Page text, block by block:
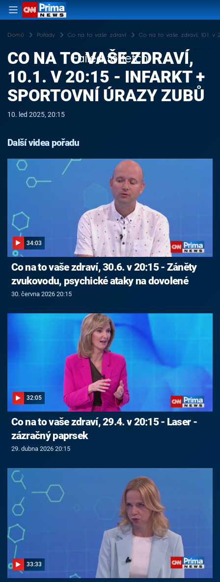
Domů Pořady Co na to vaše zdraví Co na to vaše zdraví, 10.1. v
Failed to fetch
CO NA TO VAŠE ZDRAVÍ,
10.1. V 20:15 - INFARKT +
SPORTOVNÍ ÚRAZY ZUBŮ
10. led 2025, 20:15
Další videa pořadu
34:03
Co na to vaše zdraví, 30.6. v 20:15 - Záněty
zvukovodu, psychické ataky na dovolené
30. června 2026 20:15
32:05
Co na to vaše zdraví, 29.4. v 20:15 - Laser -
zázračný paprsek
29. dubna 2026 20:15
33:33